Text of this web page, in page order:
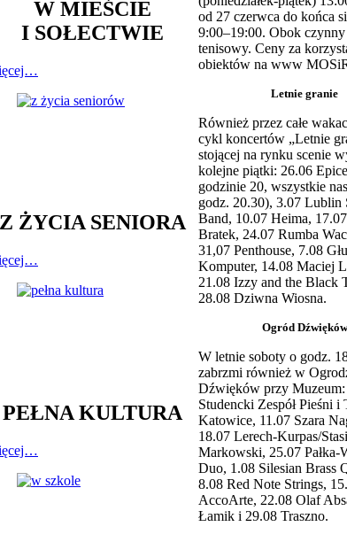
W MIEŚCIE
I SOŁECTWIE
Z ŻYCIA SENIORA
PEŁNA KULTURA
od 27 czerwca do końca
9:00–19:00. Obok
tenisowy. Ceny za
obiektów na www
Letnie granie
Również przez całe
cykl koncertów „Letnie
stojącej na rynku scenie
kolejne piątki: 26.06
godzinie 20, wszystkie
godz. 20.30), 3.07 Lublin
Band, 10.07 Heima,
Bratek, 24.07 Rumba
31,07 Penthouse, 7.08
Komputer, 14.08 Maciej
21.08 Izzy and the Black
28.08 Dziwna Wiosna.
Ogród Dźwięków
W letnie soboty o godz.
zabrzmi również w
Dźwięków przy
Studencki Zespół Pieśni i
Katowice, 11.07 Szara
18.07 Lerech-Kurpas/
Markowski, 25.07 Pałka-
Duo, 1.08 Silesian Brass
8.08 Red Note Strings,
AccoArte, 22.08 Olaf
Łamik i 29.08 Traszno.